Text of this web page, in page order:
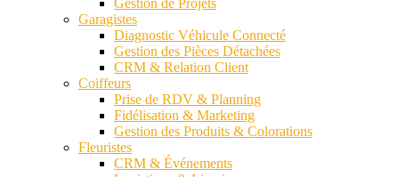
Gestion de Projets
Garagistes
Diagnostic Véhicule Connecté
Gestion des Pièces Détachées
CRM & Relation Client
Coiffeurs
Prise de RDV & Planning
Fidélisation & Marketing
Gestion des Produits & Colorations
Fleuristes
CRM & Événements